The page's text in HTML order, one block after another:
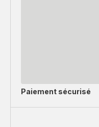
Paiement sécurisé